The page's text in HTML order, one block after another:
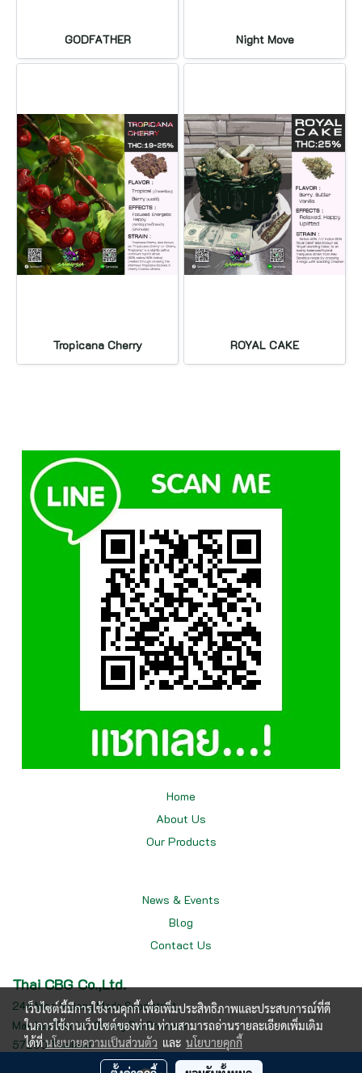
GODFATHER Night Move
Tropicana Cherry ROYAL CAKE
Home
About Us
Our Products
News & Events
Blog
Contact Us
Thai CBG Co.,Ltd.
244 Moo.9 Dong Mada Subdistrict,
Mae Lao District, Chiang Rai Province
57250 Thailand
Tel : 0987466160
เว็บไซต์นี้มีการใช้งานคุกกี้ เพื่อเพิ่มประสิทธิภาพและประสบการณ์ที่ดี
ในการใช้งานเว็บไซต์ของท่าน ท่านสามารถอ่านรายละเอียดเพิ่มเติม
ได้ที่นโยบายความเป็นส่วนตัว และ นโยบายคุกกี้